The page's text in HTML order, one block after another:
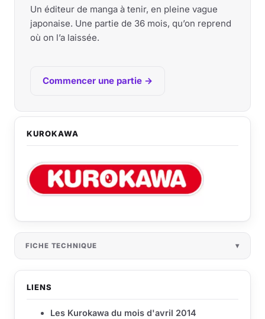
Un éditeur de manga à tenir, en pleine vague
japonaise. Une partie de 36 mois, qu’on reprend
où on l’a laissée.
Commencer une partie →
KUROKAWA
FICHE TECHNIQUE
LIENS
Les Kurokawa du mois d'avril 2014